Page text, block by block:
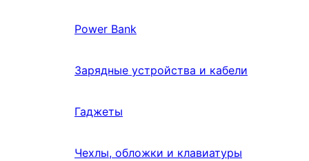
Power Bank
Зарядные устройства и кабели
Гаджеты
Чехлы, обложки и клавиатуры